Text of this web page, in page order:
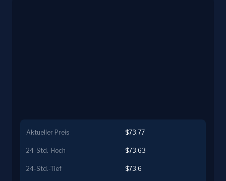
Aktueller Preis $73.77
24-Std.-Hoch $73.63
24-Std.-Tief $73.6